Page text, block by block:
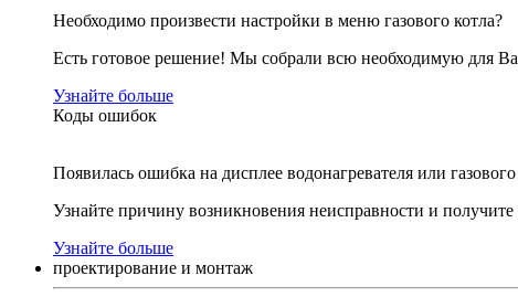
Необходимо произвести настройки в меню газового котла?
Есть готовое решение! Мы собрали всю необходимую для
Узнайте больше
Коды ошибок
Появилась ошибка на дисплее водонагревателя или газового
Узнайте причину возникновения неисправности и
Узнайте больше
проектирование и монтаж